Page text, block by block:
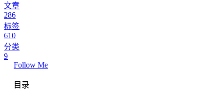
文章
286
标签
610
分类
9
Follow Me
目录